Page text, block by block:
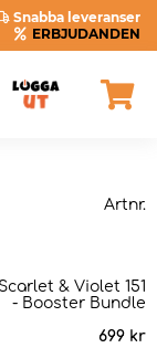
Snabba leveranser
ERBJUDANDEN
Artnr.
& Violet 151
- Booster Bundle
699 kr